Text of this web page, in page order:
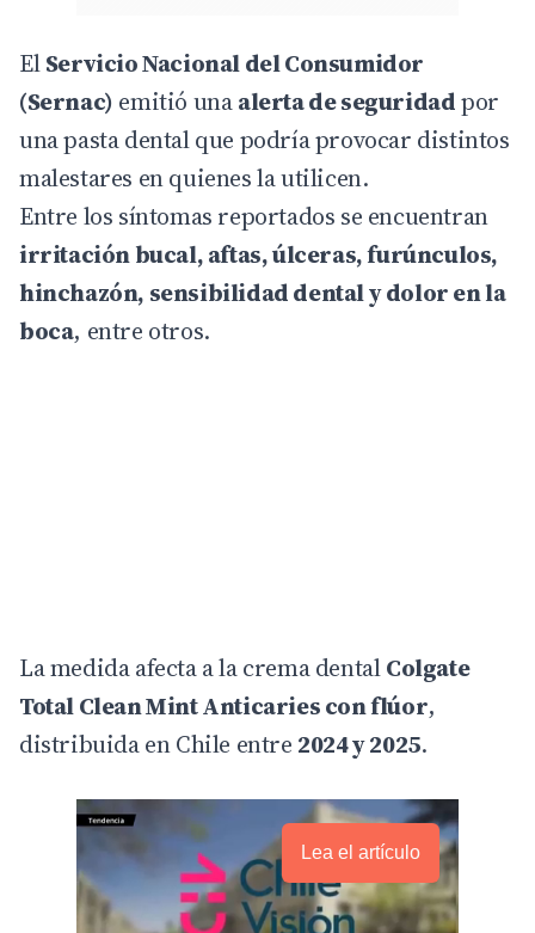
ElServicio Nacional del Consumidor
(Sernac) emitió unaalerta de seguridadpor
una pasta dental que podría provocar distintos
malestares en quienes la utilicen.
Entre los síntomas reportados se encuentran
irritación bucal, aftas, úlceras, furúnculos,
hinchazón, sensibilidad dental y dolor en la
boca, entre otros.
La medida afecta a la crema dentalColgate
Total Clean Mint Anticaries con flúor,
distribuida en Chile entre 2024 y 2025.
Lea el artículo